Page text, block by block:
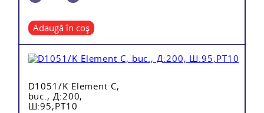
Adaugă în coș
D1051/K Element C,
buc., Д:200,
Ш:95,PT10